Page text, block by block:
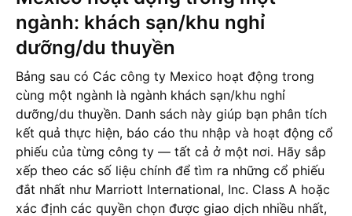
ngành: khách sạn/khu nghỉ
dưỡng/du thuyền
Bảng sau có Các công ty Mexico hoạt động trong
cùng một ngành là ngành khách sạn/khu nghỉ
dưỡng/du thuyền. Danh sách này giúp bạn phân tích
kết quả thực hiện, báo cáo thu nhập và hoạt động cổ
phiếu của từng công ty — tất cả ở một nơi. Hãy sắp
xếp theo các số liệu chính để tìm ra những cổ phiếu
đắt nhất như Marriott International, Inc. Class A hoặc
xác định các quyền chọn được giao dịch nhiều nhất,